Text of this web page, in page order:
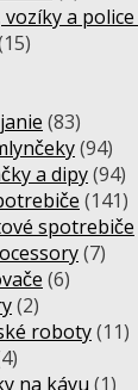
vozíky a
(83)
(94)
a dipy(94)
(141)
spotrebiče
(7)
(6)
(2)
roboty(11)
na kávu (1)